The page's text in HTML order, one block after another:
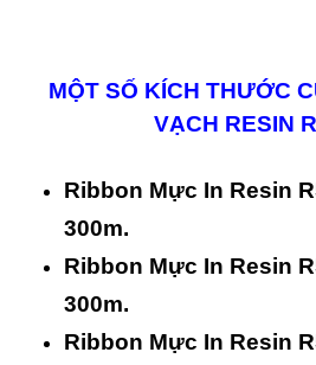
MỘT SỐ KÍCH THƯỚC
VẠCH RESIN
Ribbon Mực In Resin
300m.
Ribbon Mực In Resin
300m.
Ribbon Mực In Resin